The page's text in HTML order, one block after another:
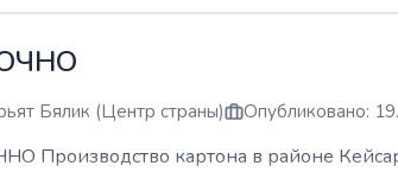
Бялик (Центр страны) Опубликовано:
Производство картона в районе